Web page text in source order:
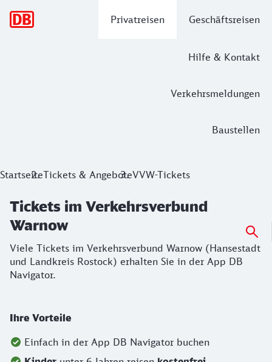
Privatreisen Geschäftsreisen
Hilfe & Kontakt
Verkehrsmeldungen
Baustellen
Tickets im Verkehrsverbund Warnow
StartseiteTickets & AngeboteVVW-Tickets
Tickets im Verkehrsverbund
Warnow
Viele Tickets im Verkehrsverbund Warnow (Hansestadt
und Landkreis Rostock) erhalten Sie in der App DB
Navigator.
Ihre Vorteile
Einfach in der App DB Navigator buchen